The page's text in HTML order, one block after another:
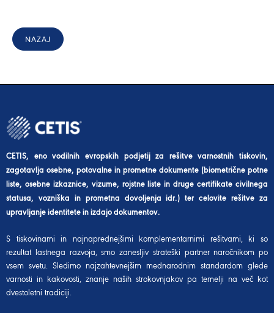
NAZAJ
CETIS, eno vodilnih evropskih podjetij za rešitve varnostnih tiskovin,
zagotavlja osebne, potovalne in prometne dokumente (biometrične potne
liste, osebne izkaznice, vizume, rojstne liste in druge certifikate civilnega
statusa, vozniška in prometna dovoljenja idr.) ter celovite rešitve za
upravljanje identitete in izdajo dokumentov.
S tiskovinami in najnaprednejšimi komplementarnimi rešitvami, ki so
rezultat lastnega razvoja, smo zanesljiv strateški partner naročnikom po
vsem svetu. Sledimo najzahtevnejšim mednarodnim standardom glede
varnosti in kakovosti, znanje naših strokovnjakov pa temelji na več kot
dvestoletni tradiciji.